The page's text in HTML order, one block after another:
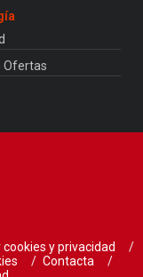
Ofertas
cookies y privacidad
Contacta